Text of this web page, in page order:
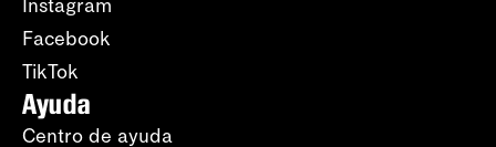
Instagram
Facebook
TikTok
Ayuda
Centro de ayuda